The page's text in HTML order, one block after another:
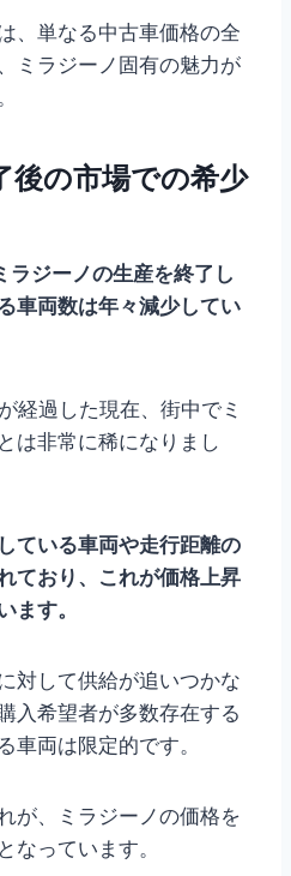
、単なる中古車価格の全
ミラジーノ固有の魅力が
の市場での希少
ジーノの生産を終了し
車両数は年々減少してい
経過した現在、街中でミ
は非常に稀になりまし
ている車両や走行距離の
ており、これが価格上昇
ます。
対して供給が追いつかな
入希望者が多数存在する
車両は限定的です。
が、ミラジーノの価格を
なっています。